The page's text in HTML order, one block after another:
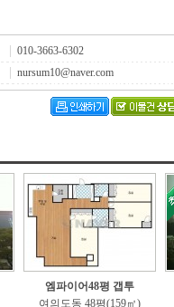
010-3663-6302
nursum10@naver.com
엠파이어48평 갭투
여의도동 48평(159㎡)